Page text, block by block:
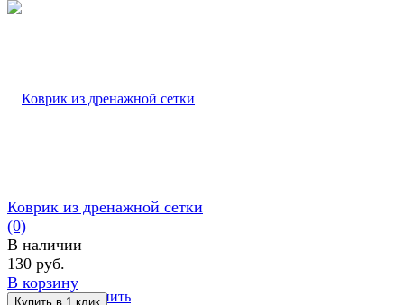
избранное сравнить
Коврик из дренажной сетки
(0)
В наличии
130 руб.
В корзину